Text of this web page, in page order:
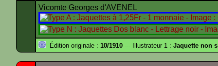
Vicomte Georges d'AVENEL
Édition originale : 10/1910 --- Illustrateur 1 : Jaquette non